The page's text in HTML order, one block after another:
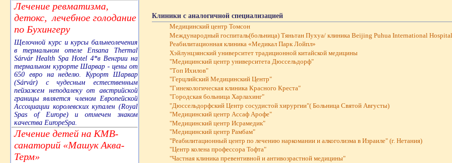
Лечение ревматизма,
детокс, лечебное голодание
по Бухингеру
Щелочной курс и курсы бальнеолечения
в термальном отеле Ensana Thermal
Sárvár Health Spa Hotel 4*в Венгрии на
термальном курорте Шарвар - цены от
650 евро на неделю. Курорт Шарвар
(Sárvár) с чудесным естественным
пейзажем неподалеку от австрийской
границы является членом Европейской
Ассоциации королевских купален (Royal
Spas of Europe) и отмечен знаком
качества EuropeSpa.
Лечение детей на КМВ-
санаторий «Машук Аква-
Терм»
Клиники с аналогичной специализацией
Медицинский центр Томсон
Международный госпиталь(больница) Тяньтан Пухуа/ клиника Beijing Puhua International
Реабилитационная клиника «Медикал Парк Лойпл»
Хэйлунцзянский университет традиционной китайской медицины
"Mедицинский центр университета Дюссельдорф"
"Tоп Ихилов"
"Герцлийский Медицинский Центр"
"Гинекологическая клиника Красного Креста"
"Городская больница Харлахинг"
"Дюссельдорфский Центр сосудистой хирургии"( Больница Святой Августы)
"Медицинский центр Ассаф Арофе"
"Медицинский центр Исрамедик"
"Медицинский центр Рамбам"
"Реабилитационный центр по лечению наркомании и алкоголизма в Израиле" (г. Нетания)
"Центр колена профессора Тофта"
"Частная клиника превентивной и антивозрастной медицины"